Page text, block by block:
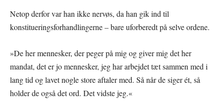
Netop derfor var han ikke nervøs, da han gik ind til
konstitueringsforhandlingerne – bare uforberedt på selve ordene.
»De her mennesker, der peger på mig og giver mig det her
mandat, det er jo mennesker, jeg har arbejdet tæt sammen med i
lang tid og lavet nogle store aftaler med. Så når de siger ét, så
holder de også det ord. Det vidste jeg.«